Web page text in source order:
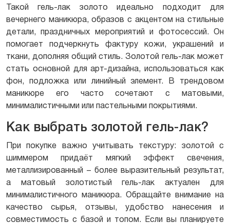
Такой гель-лак золото идеально подходит для
вечернего маникюра, образов с акцентом на стильные
детали, праздничных мероприятий и фотосессий. Он
помогает подчеркнуть фактуру кожи, украшений и
ткани, дополняя общий стиль. Золотой гель-лак может
стать основной для арт-дизайна, использоваться как
фон, подложка или линийный элемент. В трендовом
маникюре его часто сочетают с матовыми,
минималистичными или пастельными покрытиями.
Как выбрать золотой гель-лак?
При покупке важно учитывать текстуру: золотой с
шиммером придаёт мягкий эффект свечения,
металлизированный – более выразительный результат,
а матовый золотистый гель-лак актуален для
минималистичного маникюра. Обращайте внимание на
качество сырья, отзывы, удобство нанесения и
совместимость с базой и топом. Если вы планируете